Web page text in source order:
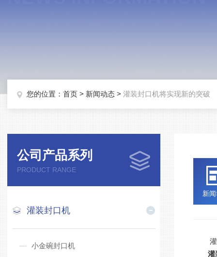
您的位置： 首页 > 新闻动态 > 灌装封口机将实现新的突破
公司产品系列
PRODUCT RANGE
灌装封口机
小金碗封口机
新
灌装
灌